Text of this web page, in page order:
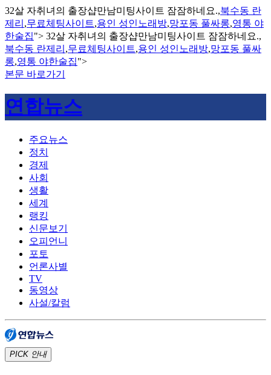
32살 자취녀의 출장샵만남미팅사이트 잠잠하네요.,북수동 란
제리 ,무료체팅사이트,용인 성인노래방,망포동 풀싸롱,영통 야
한술집"> 32살 자취녀의 출장샵만남미팅사이트 잠잠하네요.,
북수동 란제리 ,무료체팅사이트,용인 성인노래방,망포동 풀싸
롱,영통 야한술집">
본문 바로가기
연합뉴스
주요뉴스
정치
경제
사회
생활
세계
랭킹
신문보기
오피언니
포토
언론사별
TV
동영상
사설/칼럼
PICK 안내